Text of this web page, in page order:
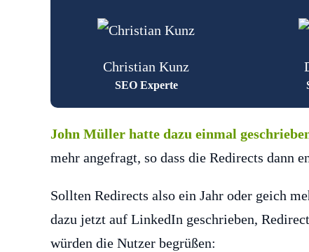
Christian Kunz
SEO Experte
John Müller hatte dazu einmal
mehr angefragt, so dass die Redirects dann
Sollten Redirects also ein Jahr oder geich
dazu jetzt auf LinkedIn geschrieben,
würden die Nutzer begrüßen: